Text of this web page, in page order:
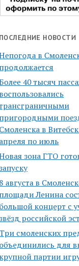
ПОСЛЕДНИЕ НОВОСТИ
в
продолжается
40 тысяч
воспользовались
пригородными
Смоленска в
апреля по июль
зона ГТО
8 августа в
площади Ленина
большой концерт с
российской
Три смоленских
объединились для
крупной партии